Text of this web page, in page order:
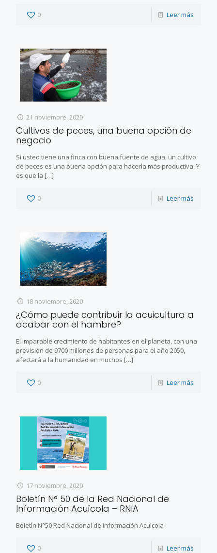
0 Leer más
21 noviembre, 2020
Cultivos de peces, una buena opción de
negocio
Si usted tiene una finca con buena fuente de agua, un cultivo
de peces es una buena opción para hacerla más productiva. Y
es que la […]
0 Leer más
18 noviembre, 2020
¿Cómo puede contribuir la acuicultura a
acabar con el hambre?
El imparable crecimiento de habitantes en el planeta, con una
previsión de 9700 millones de personas para el año 2050,
afectará a la humanidad en muchos […]
0 Leer más
17 noviembre, 2020
Boletín N° 50 de la Red Nacional de
Información Acuícola – RNIA
Boletín N°50 Red Nacional de Información Acuícola
0 Leer más